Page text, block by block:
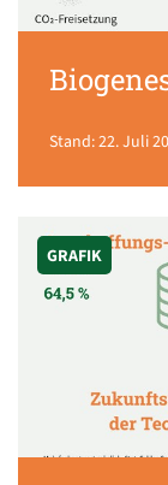
Stand: 22. Juli
GRAFIK